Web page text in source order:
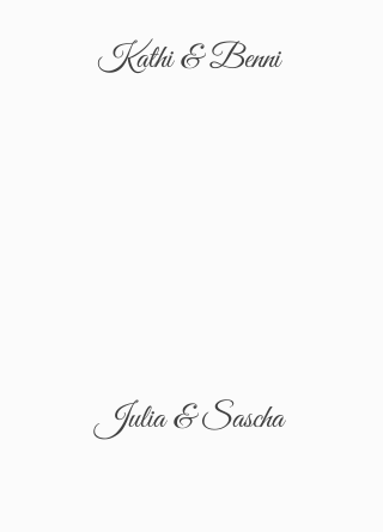
Kathi & Benni
Julia & Sascha